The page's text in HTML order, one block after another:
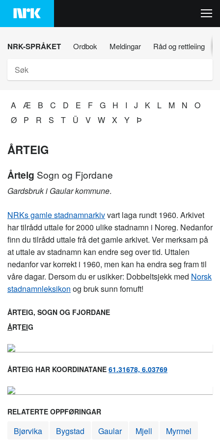
Hopp
innhaldet
NRK-SPRÅKET Ordbok Meldingar Råd og rettleiing
A Æ B C D E F G H I J K L M N
O
Ø
P R S T Ü V W X Y Þ
ÅRTEIG
Årteig Sogn og Fjordane
Gardsbruk i Gaular kommune.
NRKs gamle stadnamnarkivvart laga rundt 1960. Arkivet
har tilrådd uttale for 2000 ulike stadnamn i Noreg. Nedanfor
finn du tilrådd uttale frå det gamle arkivet. Ver merksam på
at uttale av stadnamn kan endre seg over tid. Uttalen
nedanfor var korrekt i 1960, men kan ha endra seg fram til
våre dagar. Dersom du er usikker: Dobbeltsjekk med Norsk
stadnamnleksikon og bruk sunn fornuft!
ÅRTEIG, SOGN OG FJORDANE
ÅRTEIG
ÅRTEIG HAR KOORDINATANE 61.31678, 6.03769
RELATERTE OPPFØRINGAR
Bjørvika Bygstad Gaular Mjell Myrmel